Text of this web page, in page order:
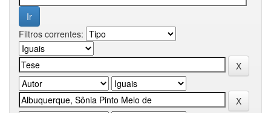
Filtros correntes: